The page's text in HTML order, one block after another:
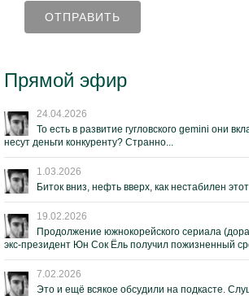
Прямой эфир
24.04.2026
То есть в развитие гугловского gemini они
несут деньги конкуренту? Странно...
1.03.2026
Биток вниз, нефть вверх, как нестабилен этот
19.02.2026
Продолжение южнокорейского сериала
экс-президент Юн Сок Ёль получил пожизненный
7.02.2026
Это и ещё всякое обсудили на подкасте.